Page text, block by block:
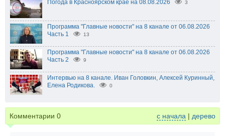
Погода в Красноярском крае на 08.08.2026 3
Программа "Главные новости" на 8 канале от 06.08.2026
Часть 1
13
Программа "Главные новости" на 8 канале от 06.08.2026
Часть 2
9
Интервью на 8 канале. Иван Головкин, Алексей Куринный,
Елена Родикова.
0
Комментарии 0 с начала | дерево